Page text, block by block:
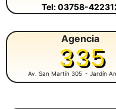
Tel: 03758-
Agencia
335
Av. San Martín 305 - Jardín